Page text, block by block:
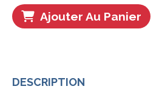
Ajouter Au Panier
DESCRIPTION